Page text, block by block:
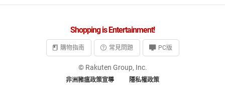
Shopping is Entertainment!
購物指南 常見問題 PC版
© Rakuten Group, Inc.
非洲豬瘟政策宣導 隱私權政策